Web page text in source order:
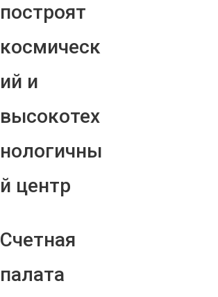
построят
космическ
ий и
высокотех
нологичны
й центр
Счетная
палата